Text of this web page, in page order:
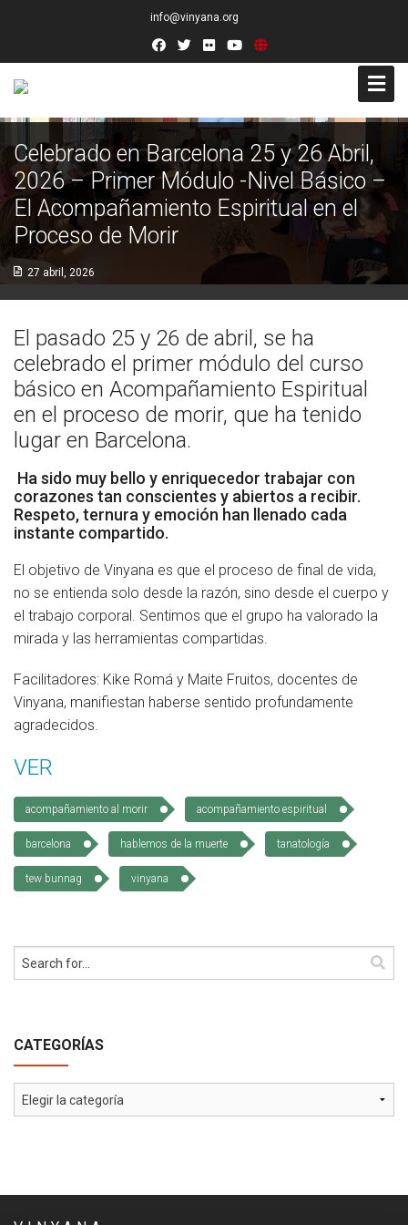
info@vinyana.org
Acceso
Conócenos
Socios Fundadores
Junta Directiva
Docentes
Socios de Número
Socios Colaboradores
Colaboramos con
Formaciones
Realizadas
Acompañamiento
Noticias
Vídeos
Contacto
Cómo Colaborar
Celebrado en Barcelona 25 y 26 Abril,
2026 – Primer Módulo -Nivel Básico –
El Acompañamiento Espiritual en el
Proceso de Morir
27 abril, 2026
El pasado 25 y 26 de abril, se ha
celebrado el primer módulo del curso
básico en Acompañamiento Espiritual
en el proceso de morir, que ha tenido
lugar en Barcelona.
Ha sido muy bello y enriquecedor trabajar con
corazones tan conscientes y abiertos a recibir.
Respeto, ternura y emoción han llenado cada
instante compartido.
El objetivo de Vinyana es que el proceso de final de vida,
no se entienda solo desde la razón, sino desde el cuerpo y
el trabajo corporal. Sentimos que el grupo ha valorado la
mirada y las herramientas compartidas.
Facilitadores: Kike Romá y Maite Fruitos, docentes de
Vinyana, manifiestan haberse sentido profundamente
agradecidos.
VER
acompañamiento al morir acompañamiento espiritual
barcelona hablemos de la muerte tanatología
tew bunnag vinyana
CATEGORÍAS
Categorías